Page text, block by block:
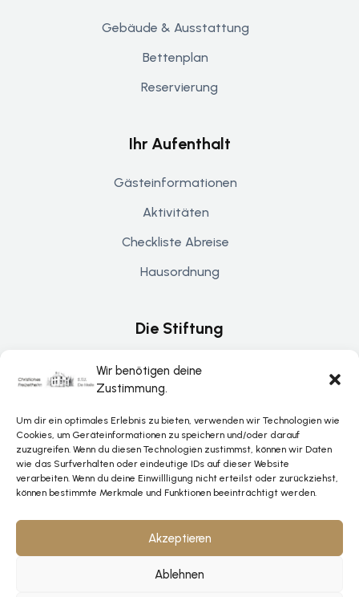
Wir benötigen deine
Zustimmung.
Um dir ein optimales Erlebnis zu bieten, verwenden wir Technologien wie
Cookies, um Geräteinformationen zu speichern und/oder darauf
zuzugreifen. Wenn du diesen Technologien zustimmst, können wir Daten
wie das Surfverhalten oder eindeutige IDs auf dieser Website
verarbeiten. Wenn du deine Einwillligung nicht erteilst oder zurückziehst,
können bestimmte Merkmale und Funktionen beeinträchtigt werden.
Akzeptieren
Ablehnen
Gebäude & Ausstattung
Bettenplan
Reservierung
Ihr Aufenthalt
Gästeinformationen
Aktivitäten
Checkliste Abreise
Hausordnung
Die Stiftung
Über De Helle
Kontakt
Spenden & Unterstützung
Rechtliches
Datenschutz